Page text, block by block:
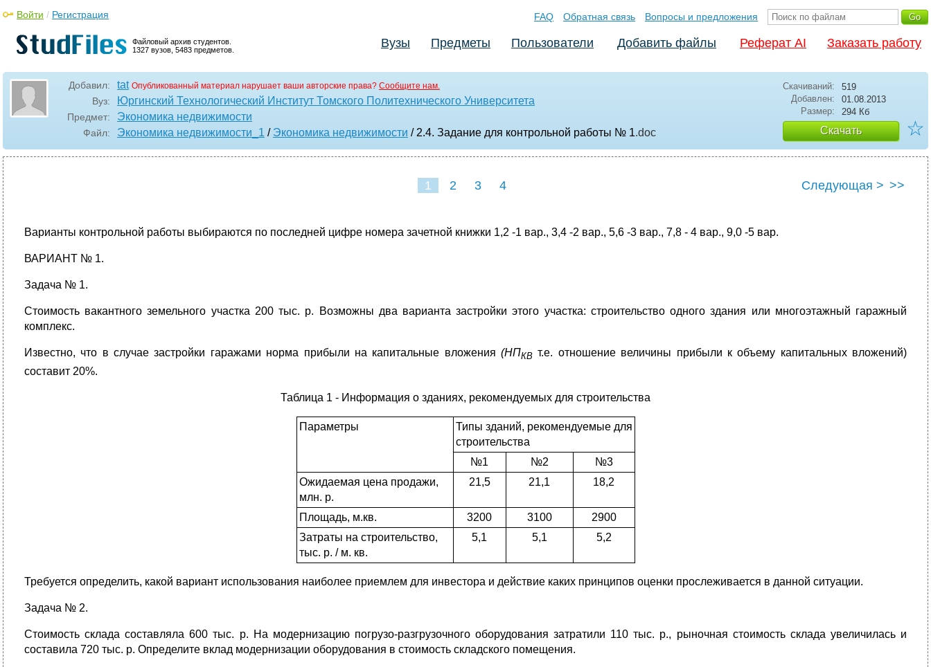
Файловый архив студентов.
1327 вузов, 5483 предметов.
Войти / Регистрация FAQ Обратная связь Вопросы и предложения
Вузы Предметы Пользователи Добавить файлы Реферат AI Заказать работу
Добавил: tat Опубликованный материал нарушает ваши авторские права? Сообщите нам.
Вуз: Юргинский Технологический Институт Томского Политехнического Университета
Предмет: Экономика недвижимости
Файл: Экономика недвижимости_1 / Экономика недвижимости / 2.4. Задание для контрольной работы № 1.doc
Скачиваний:
519
Добавлен:
01.08.2013
Размер:
294 Кб
Скачать ☆
1 2 3 4 Следующая > >>
Варианты контрольной работы выбираются по последней цифре номера зачетной книжки 1,2 -1 вар., 3,4 -2 вар., 5,6 -3 вар., 7,8 - 4 вар., 9,0 -5 вар.
ВАРИАНТ № 1.
Задача № 1.
Стоимость вакантного земельного участка 200 тыс. р. Возможны два варианта застройки этого участка: строительство одного здания или многоэтажный гаражный
комплекс.
Известно, что в случае застройки гаражами норма прибыли на капитальные вложения(НПКВ т.е. отношение величины прибыли к объему капитальных вложений)
составит 20%.
Таблица 1 - Информация о зданиях, рекомендуемых для строительства
Параметры
Типы зданий, рекомендуемые для
строительства
№1
№2
№3
Ожидаемая цена продажи,
млн. р.
21,5 21,1 18,2
Площадь, м.кв. 3200 3100
2900
Затраты на строительство,
тыс. р. / м. кв.
5,1 5,1 5,2
Требуется определить, какой вариант использования наиболее приемлем для инвестора и действие каких принципов оценки прослеживается в данной ситуации.
Задача № 2.
Стоимость склада составляла 600 тыс. р. На модернизацию погрузо-разгрузочного оборудования затратили 110 тыс. р., рыночная стоимость склада увеличилась и
составила 720 тыс. р. Определите вклад модернизации оборудования в стоимость складского помещения.